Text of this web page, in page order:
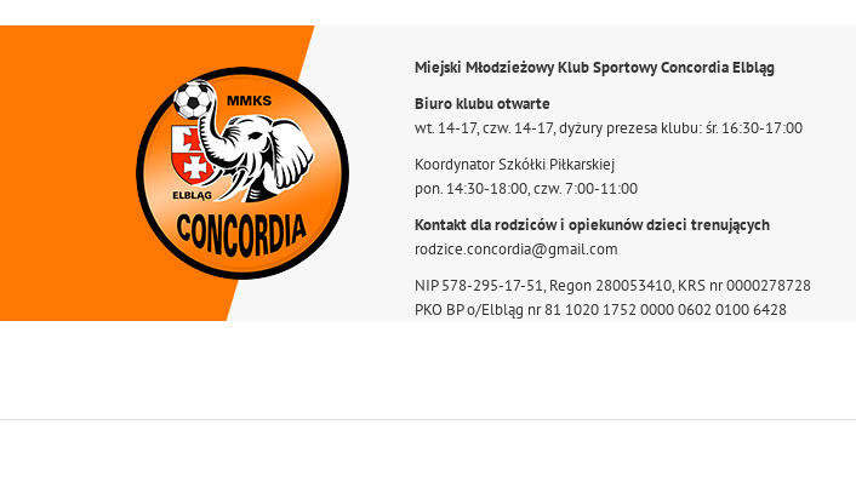
Miejski Młodzieżowy Klub Sportowy Concordia Elbląg
Biuro klubu otwarte
wt. 14-17, czw. 14-17, dyżury prezesa klubu: śr. 16:30-17:00
Koordynator Szkółki Piłkarskiej
pon. 14:30-18:00, czw. 7:00-11:00
Kontakt dla rodziców i opiekunów dzieci trenujących
rodzice.concordia@gmail.com
NIP 578-295-17-51, Regon 280053410, KRS nr 0000278728
PKO BP o/Elbląg nr 81 1020 1752 0000 0602 0100 6428